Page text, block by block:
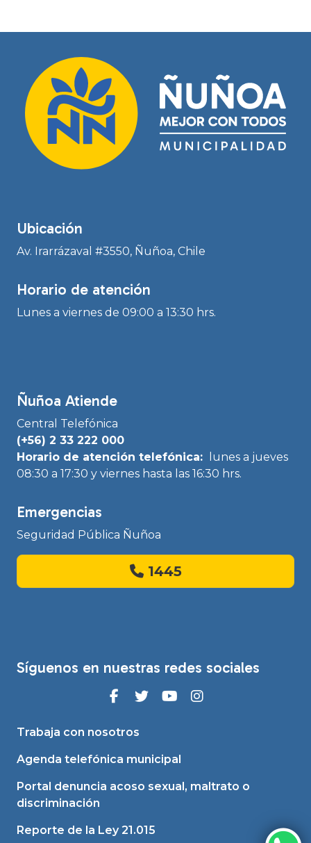
Ubicación
Av. Irarrázaval #3550, Ñuñoa, Chile
Horario de atención
Lunes a viernes de 09:00 a 13:30 hrs.
Ñuñoa Atiende
Central Telefónica
(+56) 2 33 222 000
Horario de atención telefónica:
lunes a jueves
08:30 a 17:30 y viernes hasta las 16:30 hrs.
Emergencias
Seguridad Pública Ñuñoa
1445
Síguenos en nuestras redes sociales
Trabaja con nosotros
Agenda telefónica municipal
Portal denuncia acoso sexual, maltrato o
discriminación
Reporte de la Ley 21.015